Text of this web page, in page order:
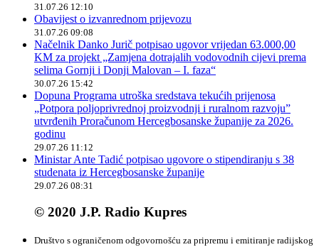
31.07.26 12:10
Obavijest o izvanrednom prijevozu
31.07.26 09:08
Načelnik Danko Jurič potpisao ugovor vrijedan 63.000,00
KM za projekt „Zamjena dotrajalih vodovodnih cijevi prema
selima Gornji i Donji Malovan – I. faza“
30.07.26 15:42
Dopuna Programa utroška sredstava tekućih prijenosa
„Potpora poljoprivrednoj proizvodnji i ruralnom razvoju”
utvrđenih Proračunom Hercegbosanske županije za 2026.
godinu
29.07.26 11:12
Ministar Ante Tadić potpisao ugovore o stipendiranju s 38
studenata iz Hercegbosanske županije
29.07.26 08:31
© 2020 J.P. Radio Kupres
Društvo s ograničenom odgovornošću za pripremu i emitiranje radijskog